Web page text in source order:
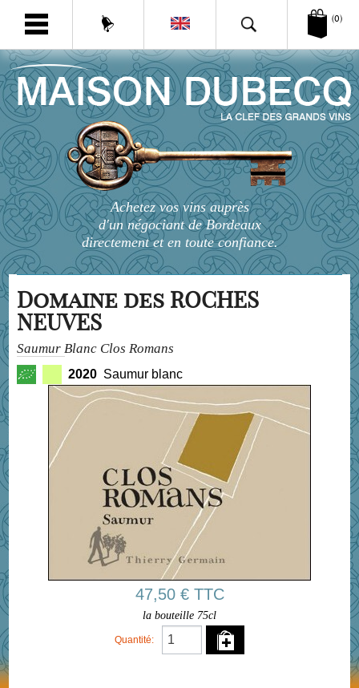
(0)
Achetez vos vins auprès
d'un négociant de Bordeaux
directement et en toute confiance.
Domaine des ROCHES
NEUVES
Saumur Blanc Clos Romans
2020 Saumur blanc
47,50 € TTC
la bouteille 75cl
Quantité: